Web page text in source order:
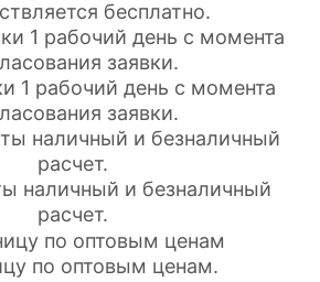
бесплатно.
1 рабочий день с момента
заявки.
наличный и безналичный
расчет.
по оптовым ценам.